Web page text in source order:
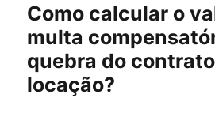
Como calcular o
multa
quebra do
locação?